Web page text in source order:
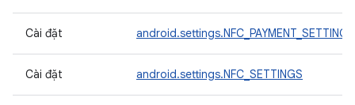
Cài đặt android.settings.NFC_PAYMENT_SETTINGS
Cài đặt android.settings.NFC_SETTINGS